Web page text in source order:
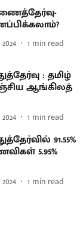
1 min read
: தமிழ்
ஆங்கிலத்
1 min read
91.55%
5.95%
1 min read